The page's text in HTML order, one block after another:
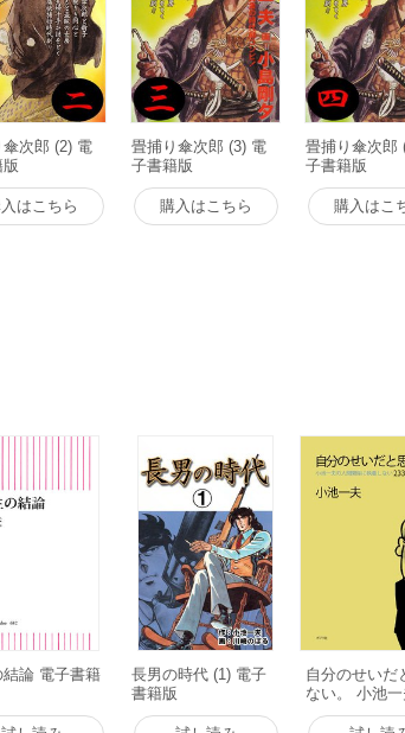
次郎 (2) 電
はこちら
畳捕り傘次郎 (3) 電
子書籍版
購入はこちら
畳捕り傘次郎
子書籍版
購入はこ
結論 電子書籍
長男の時代 (1) 電子
書籍版
自分のせいだ
ない。 小池一
間関係に執着